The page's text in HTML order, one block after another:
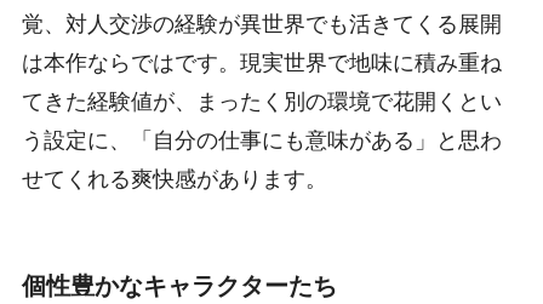
覚、対人交渉の経験が異世界でも活きてくる展開
は本作ならではです。現実世界で地味に積み重ね
てきた経験値が、まったく別の環境で花開くとい
う設定に、「自分の仕事にも意味がある」と思わ
せてくれる爽快感があります。
個性豊かなキャラクターたち